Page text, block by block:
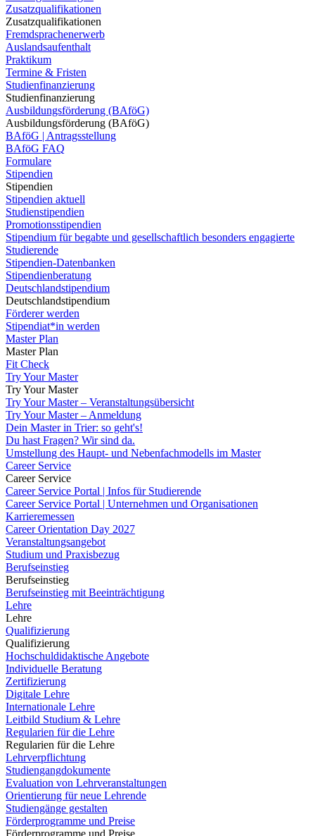
Zusatzqualifikationen
Zusatzqualifikationen
Fremdsprachenerwerb
Auslandsaufenthalt
Praktikum
Termine & Fristen
Studienfinanzierung
Studienfinanzierung
Ausbildungsförderung (BAföG)
Ausbildungsförderung (BAföG)
BAföG | Antragsstellung
BAföG FAQ
Formulare
Stipendien
Stipendien
Stipendien aktuell
Studienstipendien
Promotionsstipendien
Stipendium für begabte und gesellschaftlich besonders engagierte
Studierende
Stipendien-Datenbanken
Stipendienberatung
Deutschlandstipendium
Deutschlandstipendium
Förderer werden
Stipendiat*in werden
Master Plan
Master Plan
Fit Check
Try Your Master
Try Your Master
Try Your Master – Veranstaltungsübersicht
Try Your Master – Anmeldung
Dein Master in Trier: so geht's!
Du hast Fragen? Wir sind da.
Umstellung des Haupt- und Nebenfachmodells im Master
Career Service
Career Service
Career Service Portal | Infos für Studierende
Career Service Portal | Unternehmen und Organisationen
Karrieremessen
Career Orientation Day 2027
Veranstaltungsangebot
Studium und Praxisbezug
Berufseinstieg
Berufseinstieg
Berufseinstieg mit Beeinträchtigung
Lehre
Lehre
Qualifizierung
Qualifizierung
Hochschuldidaktische Angebote
Individuelle Beratung
Zertifizierung
Digitale Lehre
Internationale Lehre
Leitbild Studium & Lehre
Regularien für die Lehre
Regularien für die Lehre
Lehrverpflichtung
Studiengangdokumente
Evaluation von Lehrveranstaltungen
Orientierung für neue Lehrende
Studiengänge gestalten
Förderprogramme und Preise
Förderprogramme und Preise